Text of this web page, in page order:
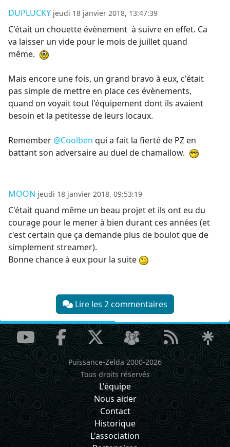
DUPLUCKY jeudi 18 janvier 2018, 13:47:39
C'était un chouette évènement à suivre en effet. Ca
va laisser un vide pour le mois de juillet quand
même.
Mais encore une fois, un grand bravo à eux, c'était
pas simple de mettre en place ces évènements,
quand on voyait tout l'équipement dont ils avaient
besoin et la petitesse de leurs locaux.
Remember @Coolben qui a fait la fierté de PZ en
battant son adversaire au duel de chamallow.
MOON jeudi 18 janvier 2018, 09:53:19
C'était quand même un beau projet et ils ont eu du
courage pour le mener à bien durant ces années (et
c'est certain que ça demande plus de boulot que de
simplement streamer).
Bonne chance à eux pour la suite
Lire les 2 commentaires
Puissance-Zelda 2000-2026
Tous droits réservés
L'équipe
Nous aider
Contact
Historique
L'association